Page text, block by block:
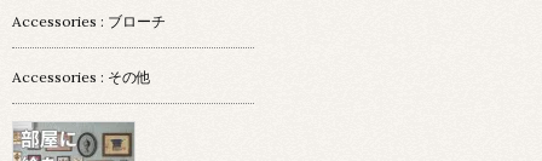
Accessories : ブローチ
Accessories : その他